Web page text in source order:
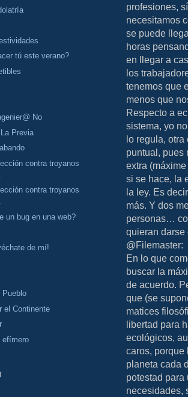
tú este verano?
No
Previa
contra troyanos
contra troyanos
un bug en una web?
de mí!
Pueblo
el Continente
efímero
profesiones,
necesitamos
se puede
horas
en llegar a
los
tenemos que
menos que
Respecto a
sistema, yo
lo regula,
puntual,
extra
si se hace, la
la ley. Es
más. Y dos
personas…
quieran darse
@Filemaster:
En lo que
buscar la
de acuerdo.
que (se
matices
libertad para
ecológicos,
caros, porque
planeta cada
potestad para
necesidades,